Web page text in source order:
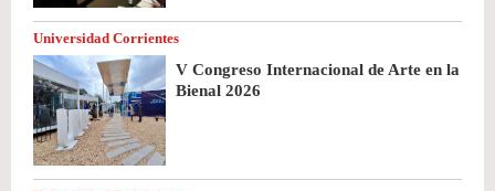
Universidad Corrientes
V Congreso Internacional de Arte en la
Bienal 2026